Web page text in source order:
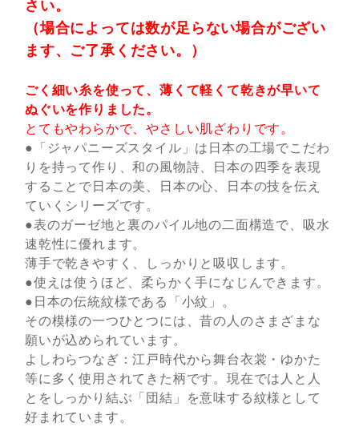
さい。
（場合によっては数が足らない場合がござい
ます、ご了承ください。）
ごく細い糸を使って、薄くて軽くて乾きが早いて
ぬぐいを作りました。
とてもやわらかで、やさしい肌ざわりです。
●「ジャパニーズスタイル」は日本の工場でこだわ
りを持って作り、和の風物詩、日本の四季を表現
することで日本の美、日本の心、日本の技を伝え
ていくシリーズです。
●表のガーゼ地と裏のパイル地の二面構造で、吸水
速乾性に優れます。
薄手で乾きやすく、しっかりと吸収します。
●使えは使うほど、柔らかく手になじんできます。
●日本の伝統紋様である「小紋」。
その模様の一つひとつには、昔の人のさまざまな
願いが込められています。
よしわらつなぎ：江戸時代から舞台衣裳・ゆかた
等に多く使用されてきた柄です。現在では人と人
とをしっかり結ぶ「団結」を意味する紋様として
好まれています。